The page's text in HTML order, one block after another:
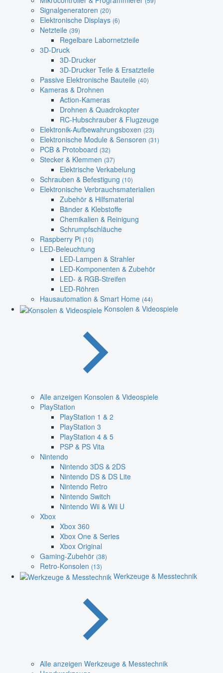
Signalgeneratoren (20)
Elektronische Displays (6)
Netzteile (39)
Regelbare Labornetzteile
3D-Druck
3D-Drucker
3D-Drucker Teile & Ersatzteile
Passive Elektronische Bauteile (40)
Kameras & Drohnen
Action-Kameras
Drohnen & Quadrokopter
RC-Hubschrauber & Flugzeuge
Elektronik-Aufbewahrungsboxen (23)
Elektronische Module & Sensoren (31)
PCB & Protoboard (32)
Stecker & Klemmen (37)
Elektrische Verkabelung
Schrauben & Befestigung (10)
Elektronische Verbrauchsmaterialien
Zubehör & Hilfsmaterial
Bänder & Klebstoffe
Chemikalien & Reinigung
Schrumpfschläuche
Raspberry Pi (10)
LED-Beleuchtung
LED-Lampen & Strahler
LED-Komponenten & Zubehör
LED- & RGB-Streifen
LED-Röhren
Hausautomation & Smart Home (44)
Konsolen & Videospiele
Alle anzeigen Konsolen & Videospiele
PlayStation
PlayStation 1 & 2
PlayStation 3
PlayStation 4 & 5
PSP & PS Vita
Nintendo
Nintendo 3DS & 2DS
Nintendo DS & DS Lite
Nintendo Retro
Nintendo Switch
Nintendo Wii & Wii U
Xbox
Xbox 360
Xbox One & Series
Xbox Original
Gaming-Zubehör (38)
Retro-Konsolen (13)
Werkzeuge & Messtechnik
Alle anzeigen Werkzeuge & Messtechnik